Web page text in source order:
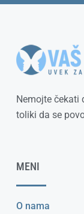
Nemojte čekati
toliki da se
MENI
O nama